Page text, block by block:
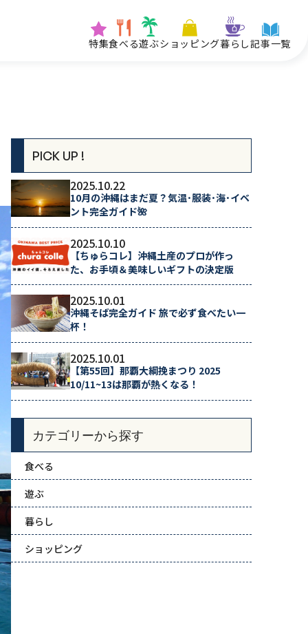
特集食べる遊ぶショッピング暮らし記事一覧
PICK UP !
2025.10.22
10月の沖縄はまだ夏？気温･服装･海･イベ
ント完全ガイド🌺
2025.10.10
【ちゅらコレ】沖縄土産のプロが作っ
た、お手頃＆美味しいギフトの決定版
2025.10.01
沖縄そば完全ガイド 旅で必ず食べたい一
杯！
2025.10.01
【第55回】那覇大綱挽まつり 2025
10/11~13は那覇が熱くなる！
カテゴリーから探す
食べる
遊ぶ
暮らし
ショッピング